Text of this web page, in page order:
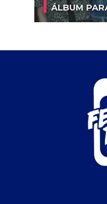
ÁLBUM